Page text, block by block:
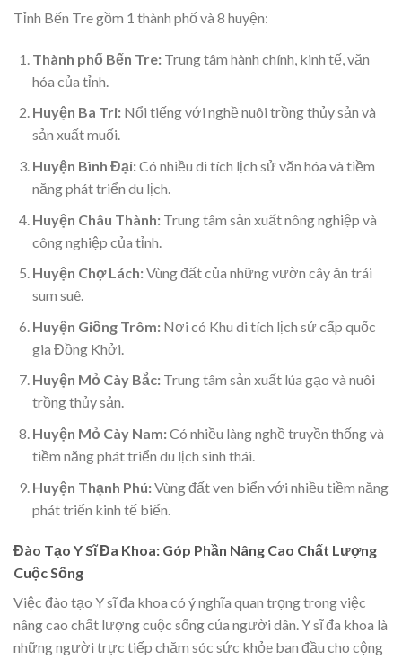
Tỉnh Bến Tre gồm 1 thành phố và 8 huyện:
Thành phố Bến Tre:Trung tâm hành chính, kinh tế, văn
hóa của tỉnh.
Huyện Ba Tri:Nổi tiếng với nghề nuôi trồng thủy sản và
sản xuất muối.
Huyện Bình Đại:Có nhiều di tích lịch sử văn hóa và tiềm
năng phát triển du lịch.
Huyện Châu Thành:Trung tâm sản xuất nông nghiệp và
công nghiệp của tỉnh.
Huyện Chợ Lách:Vùng đất của những vườn cây ăn trái
sum suê.
Huyện Giồng Trôm:Nơi có Khu di tích lịch sử cấp quốc
gia Đồng Khởi.
Huyện Mỏ Cày Bắc:Trung tâm sản xuất lúa gạo và nuôi
trồng thủy sản.
Huyện Mỏ Cày Nam:Có nhiều làng nghề truyền thống và
tiềm năng phát triển du lịch sinh thái.
Huyện Thạnh Phú:Vùng đất ven biển với nhiều tiềm năng
phát triển kinh tế biển.
Đào Tạo Y Sĩ Đa Khoa: Góp Phần Nâng Cao Chất Lượng
Cuộc Sống
Việc đào tạo Y sĩ đa khoa có ý nghĩa quan trọng trong việc
nâng cao chất lượng cuộc sống của người dân. Y sĩ đa khoa là
những người trực tiếp chăm sóc sức khỏe ban đầu cho cộng